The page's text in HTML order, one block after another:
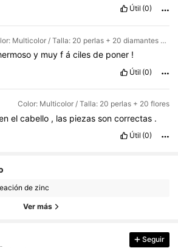
Útil (0)
Color: Multicolor / Talla: 20 perlas + 20 diamantes de imitación
y muyfácilesde poner !
Útil (0)
Color: Multicolor / Talla: 20 perlas + 20 flores
elcabello , las piezassoncorrectas .
Útil (0)
de zinc
Ver más
Seguidores
Seguir